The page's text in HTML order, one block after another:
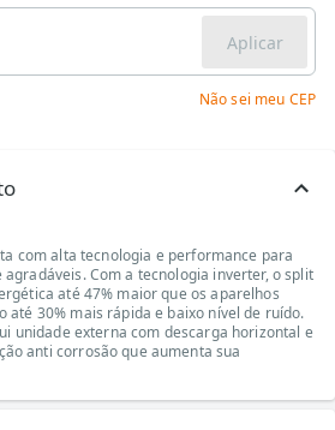
Aplicar
Não sei meu CEP
com alta tecnologia e performance para
Com a tecnologia inverter, o split
até 47% maior que os aparelhos
até 30% mais rápida e baixo nível de ruído.
unidade externa com descarga horizontal e
anti corrosão que aumenta sua